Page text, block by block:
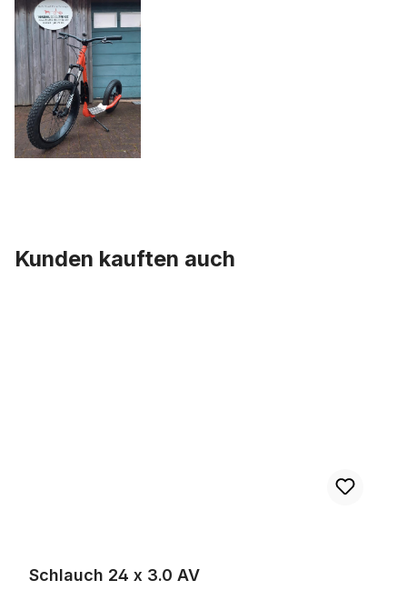
Kunden kauften auch
Schlauch 24 x 3.0 AV